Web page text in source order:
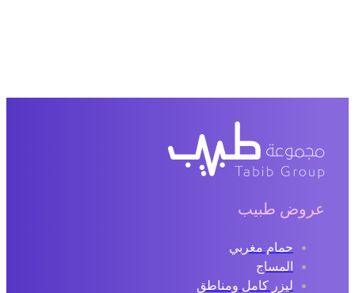
عروض طبيب
حمام مغربي
المساج
ليزر كامل ومناطق